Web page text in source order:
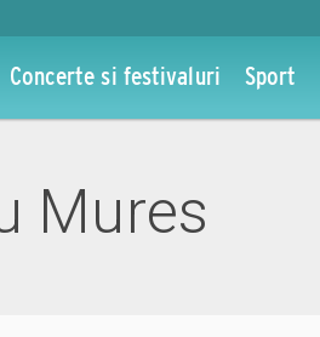
Concerte si festivaluri Sport
Mures